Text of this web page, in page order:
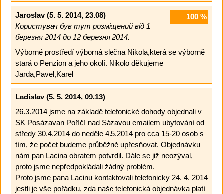
100%
Jaroslav(5. 5. 2014, 23.08)
Користувач був тут розміщений від 1
березня 2014 до 12 березня 2014.
Výborné prostředí výborná slečna Nikola,která se výborně
stará o Penzion a jeho okolí. Nikolo děkujeme
Jarda,Pavel,Karel
Ladislav(5. 5. 2014, 09.13)
26.3.2014 jsme na základě telefonické dohody objednali v
SK Posázavan Poříčí nad Sázavou emailem ubytování od
středy 30.4.2014 do neděle 4.5.2014 pro cca 15-20 osob s
tím, že počet budeme průběžně upřesňovat. Objednávku
nám pan Lacina obratem potvrdil. Dále se již neozýval,
proto jsme nepředpokládali žádný problém.
Proto jsme pana Lacinu kontaktovali telefonicky 24. 4. 2014
jestli je vše pořádku, zda naše telefonická objednávka platí